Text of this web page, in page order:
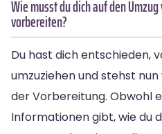
Wie musst du dich auf den
vorbereiten?
Du hast dich entschieden,
umzuziehen und stehst
der Vorbereitung. Obwohl
Informationen gibt, wie du